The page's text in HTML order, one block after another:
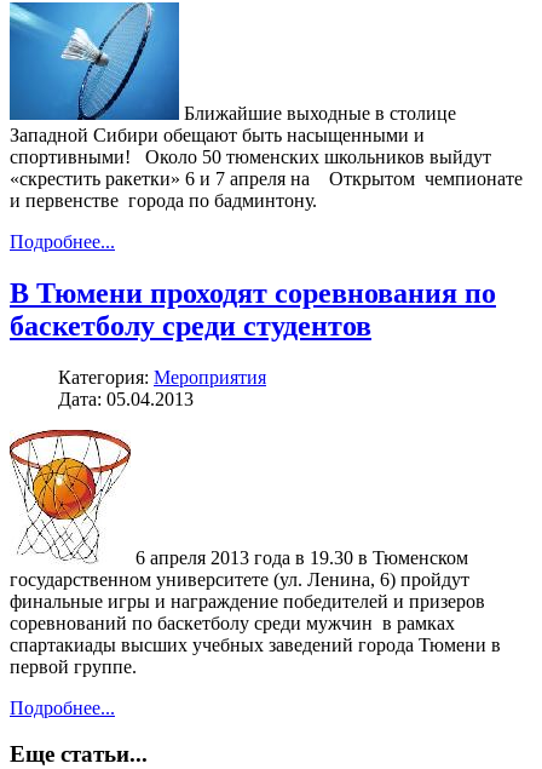
Ближайшие выходные в столице
Западной Сибири обещают быть насыщенными и
спортивными! Около 50 тюменских школьников выйдут
«скрестить ракетки» 6 и 7 апреля на Открытом чемпионате
и первенстве города по бадминтону.
Подробнее...
В Тюмени проходят соревнования по
баскетболу среди студентов
Категория: Мероприятия
Дата: 05.04.2013
6 апреля 2013 года в 19.30 в Тюменском
государственном университете (ул. Ленина, 6) пройдут
финальные игры и награждение победителей и призеров
соревнований по баскетболу среди мужчин в рамках
спартакиады высших учебных заведений города Тюмени в
первой группе.
Подробнее...
Еще статьи...